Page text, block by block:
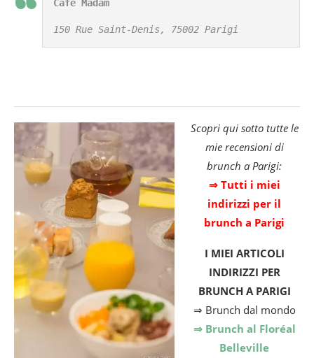
Café Madam
150 Rue Saint-Denis, 75002 Parigi
Scopri qui sotto tutte le
mie recensioni di
brunch a Parigi:
⇒ Tutti i miei
indirizzi per il
brunch a Parigi
I MIEI ARTICOLI
INDIRIZZI PER
BRUNCH A PARIGI
⇒ Brunch dal mondo
⇒ Brunch al Floréal
Belleville